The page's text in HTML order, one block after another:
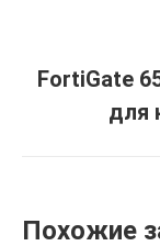
FortiGate
для
Похожие